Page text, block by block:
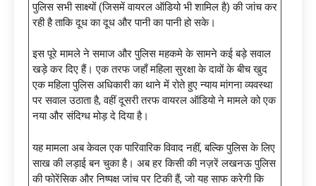
पुलिस सभी साक्ष्यों (जिसमें वायरल ऑडियो भी शामिल है) की जांच कर
रही है ताकि दूध का दूध और पानी का पानी हो सके।
इस पूरे मामले ने समाज और पुलिस महकमे के सामने कई बड़े सवाल
खड़े कर दिए हैं। एक तरफ जहाँ महिला सुरक्षा के दावों के बीच खुद
एक महिला पुलिस अधिकारी का थाने में रोते हुए न्याय मांगना व्यवस्था
पर सवाल उठाता है, वहीं दूसरी तरफ वायरल ऑडियो ने मामले को एक
नया और संदिग्ध मोड़ दे दिया है।
यह मामला अब केवल एक पारिवारिक विवाद नहीं, बल्कि पुलिस के लिए
साख की लड़ाई बन चुका है। अब हर किसी की नज़रें लखनऊ पुलिस
की फोरेंसिक और निष्पक्ष जांच पर टिकी हैं, जो यह साफ करेगी कि